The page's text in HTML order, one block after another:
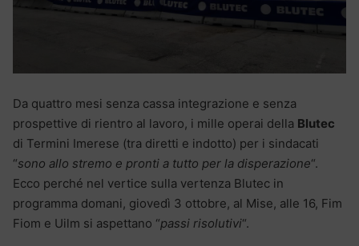
Da quattro mesi senza cassa integrazione e senza
prospettive di rientro al lavoro, i mille operai della Blutec
di Termini Imerese (tra diretti e indotto) per i sindacati
“sono allo stremo e pronti a tutto per la disperazione“.
Ecco perché nel vertice sulla vertenza Blutec in
programma domani, giovedì 3 ottobre, al Mise, alle 16, Fim
Fiom e Uilm si aspettano “passi risolutivi“.